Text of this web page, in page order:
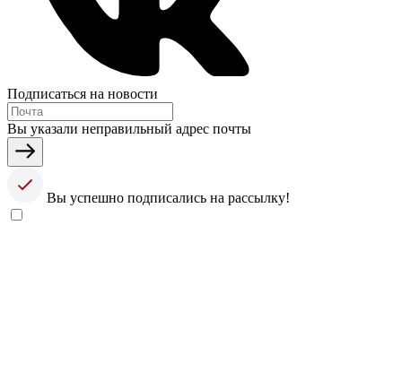
Подписаться на новости
Вы указали неправильный адрес почты
Вы успешно подписались на рассылку!